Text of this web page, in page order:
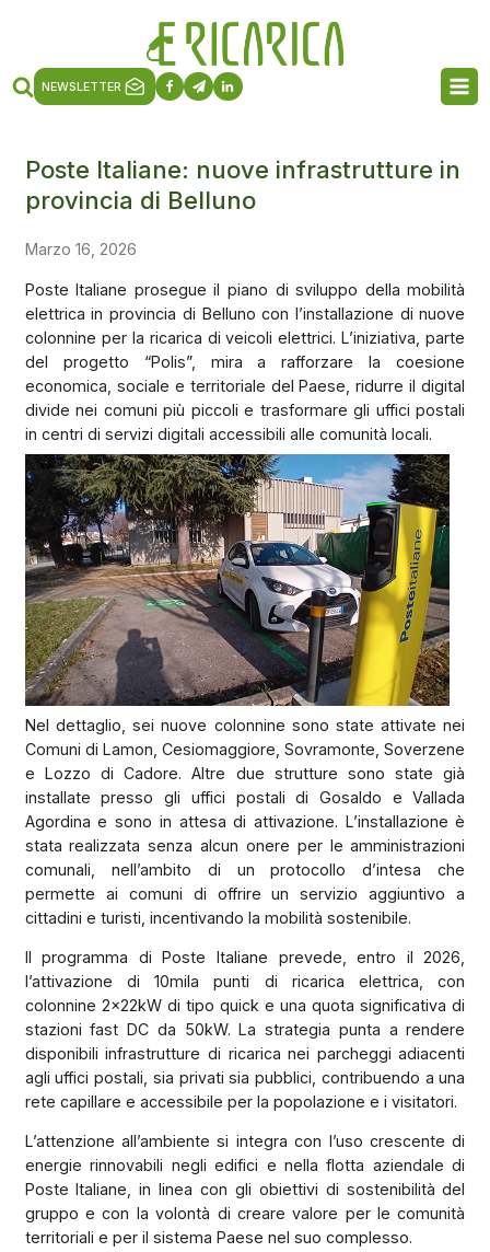
NEWSLETTER
Poste Italiane: nuove infrastrutture in
provincia di Belluno
Marzo 16, 2026
Poste Italiane prosegue il piano di sviluppo della mobilità
elettrica in provincia di Belluno con l’installazione di nuove
colonnine per la ricarica di veicoli elettrici. L’iniziativa, parte
del progetto “Polis”, mira a rafforzare la coesione
economica, sociale e territoriale del Paese, ridurre il digital
divide nei comuni più piccoli e trasformare gli uffici postali
in centri di servizi digitali accessibili alle comunità locali.
Nel dettaglio, sei nuove colonnine sono state attivate nei
Comuni di Lamon, Cesiomaggiore, Sovramonte, Soverzene
e Lozzo di Cadore. Altre due strutture sono state già
installate presso gli uffici postali di Gosaldo e Vallada
Agordina e sono in attesa di attivazione. L’installazione è
stata realizzata senza alcun onere per le amministrazioni
comunali, nell’ambito di un protocollo d’intesa che
permette ai comuni di offrire un servizio aggiuntivo a
cittadini e turisti, incentivando la mobilità sostenibile.
Il programma di Poste Italiane prevede, entro il 2026,
l’attivazione di 10mila punti di ricarica elettrica, con
colonnine 2x22kW di tipo quick e una quota significativa di
stazioni fast DC da 50kW. La strategia punta a rendere
disponibili infrastrutture di ricarica nei parcheggi adiacenti
agli uffici postali, sia privati sia pubblici, contribuendo a una
rete capillare e accessibile per la popolazione e i visitatori.
L’attenzione all’ambiente si integra con l’uso crescente di
energie rinnovabili negli edifici e nella flotta aziendale di
Poste Italiane, in linea con gli obiettivi di sostenibilità del
gruppo e con la volontà di creare valore per le comunità
territoriali e per il sistema Paese nel suo complesso.